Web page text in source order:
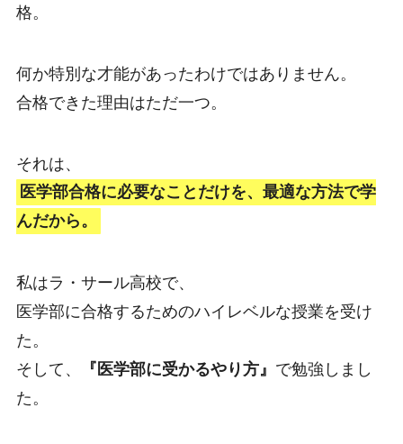
格。
何か特別な才能があったわけではありません。
合格できた理由はただ一つ。
それは、
医学部合格に必要なことだけを、最適な方法で学
んだから。
私はラ・サール高校で、
医学部に合格するためのハイレベルな授業を受け
た。
そして、
『医学部に受かるやり方』 で勉強しまし
た。